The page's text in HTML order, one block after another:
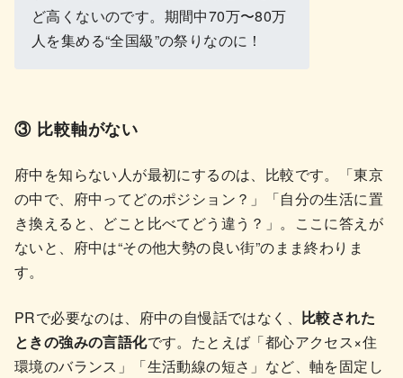
ど高くないのです。期間中70万〜80万
人を集める“全国級”の祭りなのに！
③ 比較軸がない
府中を知らない人が最初にするのは、比較です。「東京
の中で、府中ってどのポジション？」「自分の生活に置
き換えると、どこと比べてどう違う？」。ここに答えが
ないと、府中は“その他大勢の良い街”のまま終わりま
す。
PRで必要なのは、府中の自慢話ではなく、 比較された
ときの強みの言語化です。たとえば「都心アクセス×住
環境のバランス」「生活動線の短さ」など、軸を固定し